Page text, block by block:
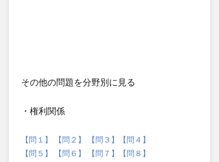
その他の問題 を分野別に見る
・権利関係
【問１】 【問２】 【問３】
【問４】
【問５】
【問６】 【問７】
【問８】